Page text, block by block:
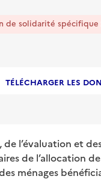
de solidarité spécifique
TÉLÉCHARGER LES
l’évaluation et
de l’allocation
ménages